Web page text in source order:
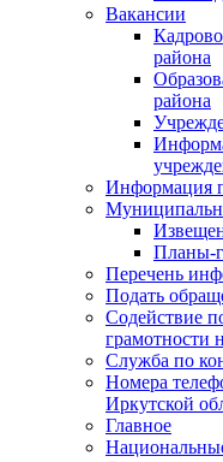
Вакансии
района
района
Планы-
Перечень
Подать
Содействие
грамотности
Служба по
Номера
Иркутской
Главное